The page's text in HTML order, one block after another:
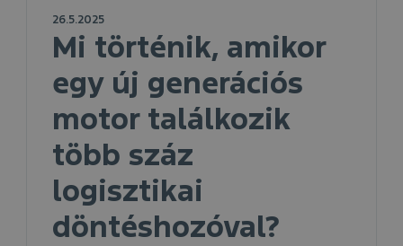
26.5.2025
Mi történik, amikor
egy új generációs
motor találkozik
több száz
logisztikai
döntéshozóval?